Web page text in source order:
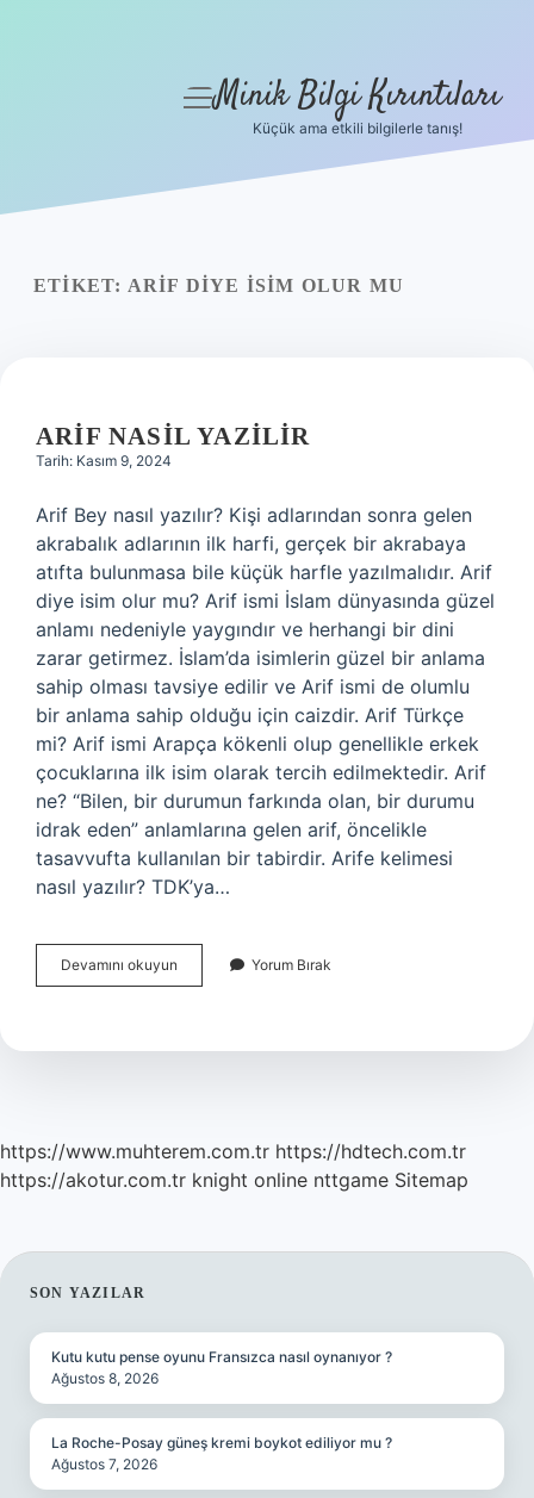
Yasal Uyarı
menüyü
Minik Bilgi Kırıntıları
Küçük ama etkili bilgilerle tanış!
ETIKET: ARIF DIYE ISIM OLUR MU
ARIF NASIL YAZILIR
Tarih: Kasım 9, 2024
Arif Bey nasıl yazılır? Kişi adlarından sonra gelen
akrabalık adlarının ilk harfi, gerçek bir akrabaya
atıfta bulunmasa bile küçük harfle yazılmalıdır. Arif
diye isim olur mu? Arif ismi İslam dünyasında güzel
anlamı nedeniyle yaygındır ve herhangi bir dini
zarar getirmez. İslam’da isimlerin güzel bir anlama
sahip olması tavsiye edilir ve Arif ismi de olumlu
bir anlama sahip olduğu için caizdir. Arif Türkçe
mi? Arif ismi Arapça kökenli olup genellikle erkek
çocuklarına ilk isim olarak tercih edilmektedir. Arif
ne? “Bilen, bir durumun farkında olan, bir durumu
idrak eden” anlamlarına gelen arif, öncelikle
tasavvufta kullanılan bir tabirdir. Arife kelimesi
nasıl yazılır? TDK’ya…
Devamını okuyun
Nasil
Yorum Bırak
https://www.muhterem.com.tr https://hdtech.com.tr
https://akotur.com.tr knight online nttgame Sitemap
SIDEBAR
SON YAZILAR
Kutu kutu pense oyunu Fransızca nasıl oynanıyor ?
Ağustos 8, 2026
La Roche-Posay güneş kremi boykot ediliyor mu ?
Ağustos 7, 2026